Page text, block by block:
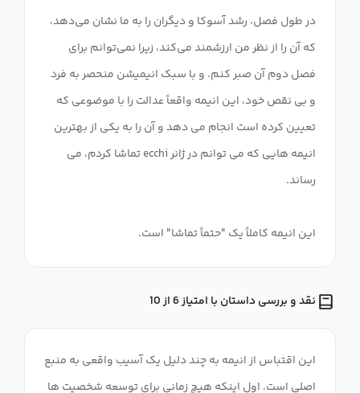
در طول فصل، رشد آسوکا و دیگران را به ما نشان می‌دهد،
که آن را از نظر من ارزشمند می‌کند، زیرا نمی‌توانم برای
فصل دوم آن صبر کنم. و با سبک انیمیشن منحصر به فرد
و بی نقص خود، این انیمه واقعاً عدالت را با موضوعی که
تعیین کرده است انجام می دهد و آن را به یکی از بهترین
انیمه هایی که می توانم در ژانر ecchi تماشا کردم، می
این انیمه کاملاً یک "حتماً تماشا" است.
نقد و بررسی داستان با امتیاز 6 از 10
این اقتباس از انیمه به چند دلیل یک آسیب واقعی به منبع
اصلی است. اول اینکه هیچ زمانی برای توسعه شخصیت ها